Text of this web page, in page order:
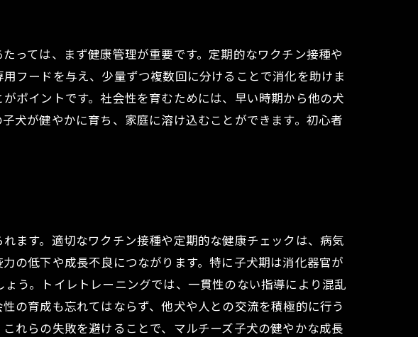
っては、まず健康管理が重要です。定期的なワクチン接種や
フードを与え、少量ずつ複数回に分けることで消化を助けま
ポイントです。社会性を育むためには、早い時期から他の犬
犬が健やかに育ち、家庭に溶け込むことができます。初心者
ます。適切なワクチン接種や定期的な健康チェックは、病気
の低下や成長不良につながります。特に子犬期は消化器官が
う。トイレトレーニングでは、一貫性のない指導により混乱
の育成も忘れてはならず、他犬や人との交流を積極的に行う
れらの失敗を避けることで、マルチーズ子犬の健やかな成長